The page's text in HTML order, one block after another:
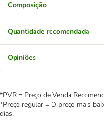
Composição
Quantidade recomendada
Opiniões
*PVR = Preço de Venda
*Preço regular = O preço mais
dias.